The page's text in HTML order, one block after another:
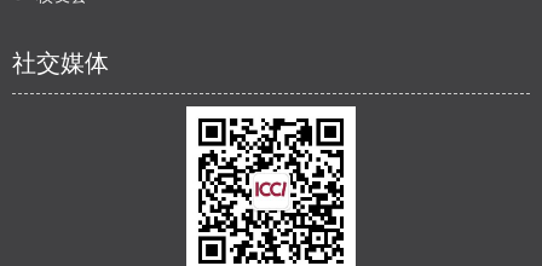
社交媒体